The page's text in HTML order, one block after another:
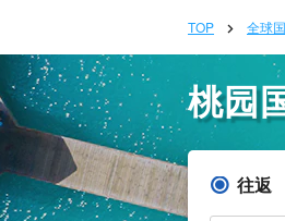
TOP 全球
桃园
往返